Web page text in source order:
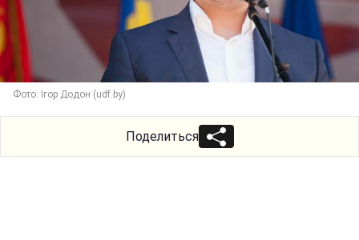
Фото: Ігор Додон (udf.by)
Поделиться